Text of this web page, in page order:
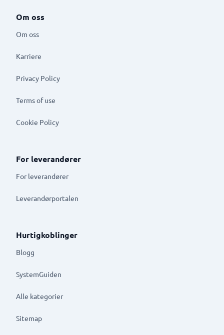
Om oss
Om oss
Karriere
Privacy Policy
Terms of use
Cookie Policy
For leverandører
For leverandører
Leverandørportalen
Hurtigkoblinger
Blogg
SystemGuiden
Alle kategorier
Sitemap